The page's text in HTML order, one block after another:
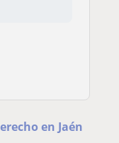
en Jaén